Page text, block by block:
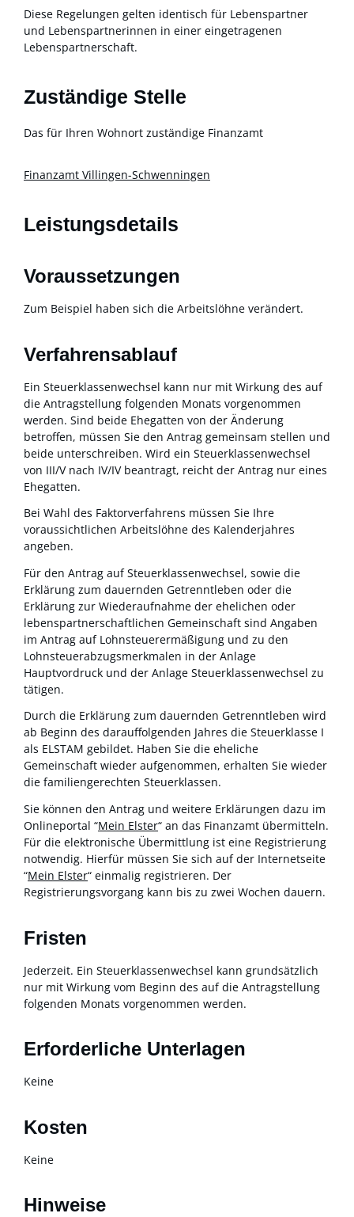
Diese Regelungen gelten identisch für Lebenspartner
und Lebenspartnerinnen in einer eingetragenen
Lebenspartnerschaft.
Zuständige Stelle
Das für Ihren Wohnort zuständige Finanzamt
Finanzamt Villingen-Schwenningen
Leistungsdetails
Voraussetzungen
Zum Beispiel haben sich die Arbeitslöhne verändert.
Verfahrensablauf
Ein Steuerklassenwechsel kann nur mit Wirkung des auf
die Antragstellung folgenden Monats vorgenommen
werden. Sind beide Ehegatten von der Änderung
betroffen, müssen Sie den Antrag gemeinsam stellen und
beide unterschreiben. Wird ein Steuerklassenwechsel
von III/V nach IV/IV beantragt, reicht der Antrag nur eines
Ehegatten.
Bei Wahl des Faktorverfahrens müssen Sie Ihre
voraussichtlichen Arbeitslöhne des Kalenderjahres
angeben.
Für den Antrag auf Steuerklassenwechsel, sowie die
Erklärung zum dauernden Getrenntleben oder die
Erklärung zur Wiederaufnahme der ehelichen oder
lebenspartnerschaftlichen Gemeinschaft sind Angaben
im Antrag auf Lohnsteuerermäßigung und zu den
Lohnsteuerabzugsmerkmalen in der Anlage
Hauptvordruck und der Anlage Steuerklassenwechsel zu
tätigen.
Durch die Erklärung zum dauernden Getrenntleben wird
ab Beginn des darauffolgenden Jahres die Steuerklasse I
als ELSTAM gebildet. Haben Sie die eheliche
Gemeinschaft wieder aufgenommen, erhalten Sie wieder
die familiengerechten Steuerklassen.
Sie können den Antrag und weitere Erklärungen dazu im
Onlineportal “Mein Elster“ an das Finanzamt übermitteln.
Für die elektronische Übermittlung ist eine Registrierung
notwendig. Hierfür müssen Sie sich auf der Internetseite
“Mein Elster“ einmalig registrieren. Der
Registrierungsvorgang kann bis zu zwei Wochen dauern.
Fristen
Jederzeit. Ein Steuerklassenwechsel kann grundsätzlich
nur mit Wirkung vom Beginn des auf die Antragstellung
folgenden Monats vorgenommen werden.
Erforderliche Unterlagen
Keine
Kosten
Keine
Hinweise